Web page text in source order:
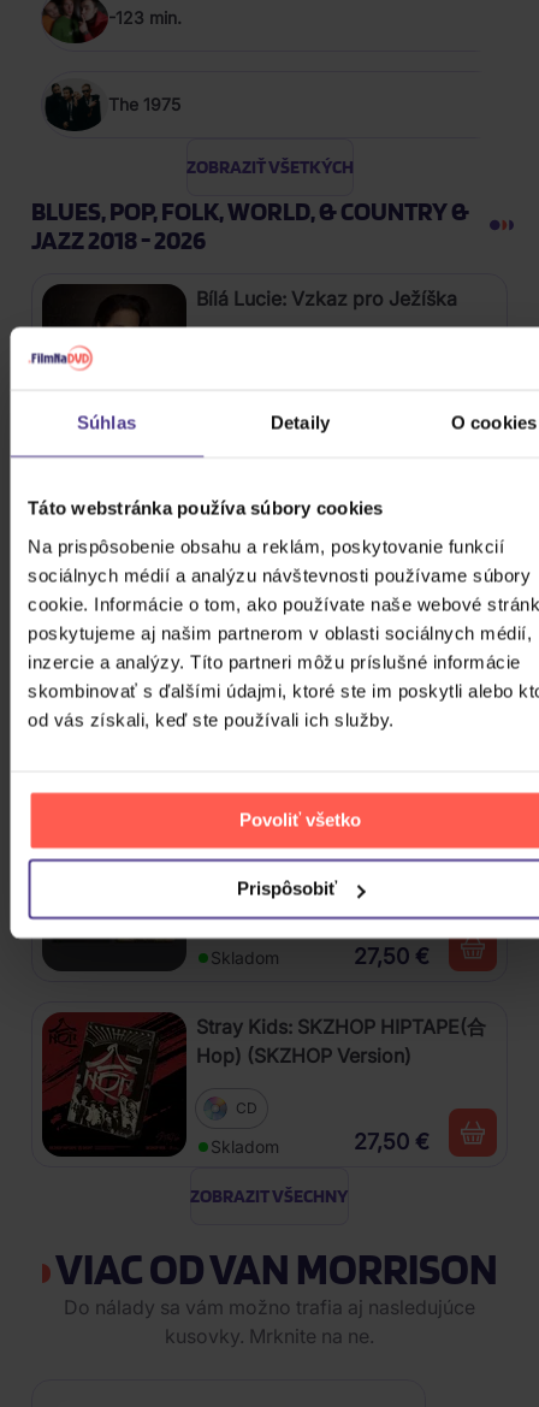
Súhlas Detaily O cookies
Táto webstránka používa súbory cookies
Na prispôsobenie obsahu a reklám, poskytovanie funkcií
sociálnych médií a analýzu návštevnosti používame súbory
cookie. Informácie o tom, ako používate naše webové
poskytujeme aj našim partnerom v oblasti sociálnych médií,
inzercie a analýzy. Títo partneri môžu príslušné informácie
skombinovať s ďalšími údajmi, ktoré ste im poskytli alebo
od vás získali, keď ste používali ich služby.
Povoliť všetko
Prispôsobiť
-123 min.
The 1975
ZOBRAZIŤ VŠETKÝCH
BLUES, POP, FOLK, WORLD, & COUNTRY &
JAZZ 2018 - 2026
Bílá Lucie: Vzkaz pro Ježíška
Skladom
3CD
Skladom 16,90 €
Mišík Vladimír: Vteřiny, měsíce a
roky
Katseye: Beautiful Chaos
CD
Skladom 27,50 €
Stray Kids: SKZHOP HIPTAPE(合
Hop) (SKZHOP Version)
CD
Skladom 27,50 €
ZOBRAZIT VŠECHNY
VIAC OD VAN MORRISON
Do nálady sa vám možno trafia aj nasledujúce
kusovky. Mrknite na ne.